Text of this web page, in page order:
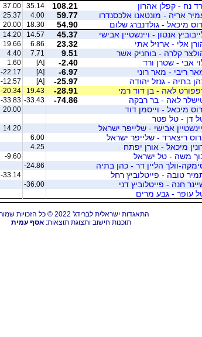
נח - קפלן אהרון 108.21
35.14
37.00
אריה - מונטאנו אלכסנדרו 59.77
4.00
25.37
מיכאל - גולדנברג שלום 54.90
18.30
20.00
אנטון - ויינשטיין אבישי 45.37
14.57
14.20
אלי - ארזיל אתי 23.32
6.86
19.66
קלרה - בוחניק אשר 9.51
7.71
4.40
אבי - שטרן ורד -2.40
[A]
1.60
ריבי - מאר רוני -6.97
[A]
-22.17
בתיה - גנזל יהודה -25.97
[A]
-12.57
לאה - בן דוד רמי -28.91
19.43
-20.34
לאה - בר רבקה -74.86
-33.43
-33.83
מיכאל - וייסמן דוד 20.00
דן - טל פטר
אבישי - שלייפר ישראל 14.20
ריצארד - שלייפר ישראל 6.00
מיכאל - אורן יפתח 4.25
משה - טל ישראל -9.60
וולך הליין דר - כהן בתיה -24.86
טובה - פייטלוביץ רחל -33.14
חנה - פייטלוביץ דני -36.00
עופר - גבע מרים
התאגדות ישראלית לברידג' 2022 © כל הזכויות שמורות
תוכנות חישוב ותצוגת תוצאות:אסף עמית